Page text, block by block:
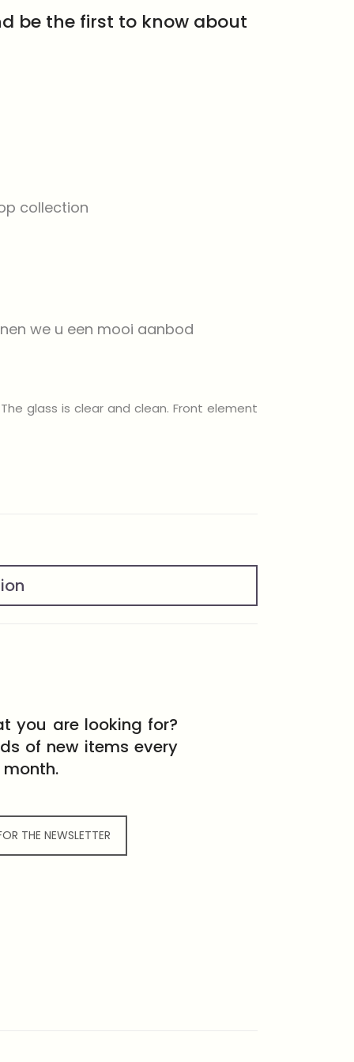
be the first to know about
collection
we u een mooi aanbod
glass is clear and clean. Front element
you are looking for?
of new items every
month.
THE NEWSLETTER